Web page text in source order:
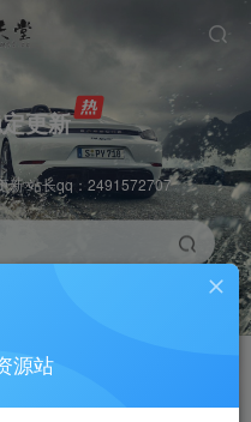
更新
新 站长qq：2491572707
站长招募
推荐
源站